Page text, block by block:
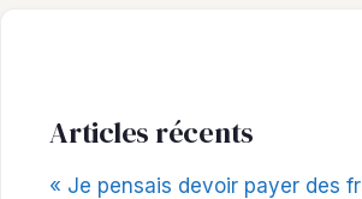
Articles récents
« Je pensais devoir payer des